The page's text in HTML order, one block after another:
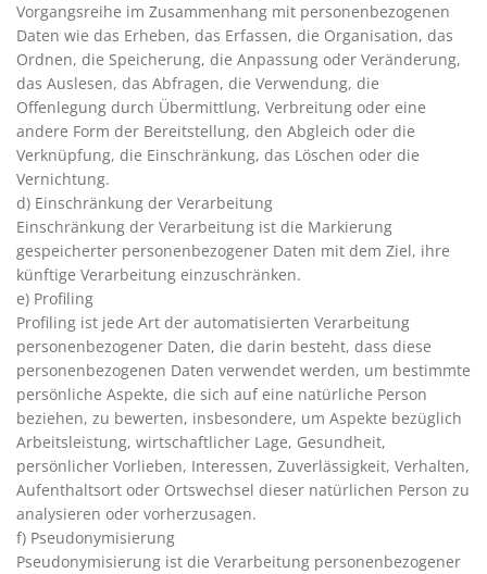
Vorgangsreihe im Zusammenhang mit personenbezogenen
Daten wie das Erheben, das Erfassen, die Organisation, das
Ordnen, die Speicherung, die Anpassung oder Veränderung,
das Auslesen, das Abfragen, die Verwendung, die
Offenlegung durch Übermittlung, Verbreitung oder eine
andere Form der Bereitstellung, den Abgleich oder die
Verknüpfung, die Einschränkung, das Löschen oder die
Vernichtung.
d) Einschränkung der Verarbeitung
Einschränkung der Verarbeitung ist die Markierung
gespeicherter personenbezogener Daten mit dem Ziel, ihre
künftige Verarbeitung einzuschränken.
e) Profiling
Profiling ist jede Art der automatisierten Verarbeitung
personenbezogener Daten, die darin besteht, dass diese
personenbezogenen Daten verwendet werden, um bestimmte
persönliche Aspekte, die sich auf eine natürliche Person
beziehen, zu bewerten, insbesondere, um Aspekte bezüglich
Arbeitsleistung, wirtschaftlicher Lage, Gesundheit,
persönlicher Vorlieben, Interessen, Zuverlässigkeit, Verhalten,
Aufenthaltsort oder Ortswechsel dieser natürlichen Person zu
analysieren oder vorherzusagen.
f) Pseudonymisierung
Pseudonymisierung ist die Verarbeitung personenbezogener